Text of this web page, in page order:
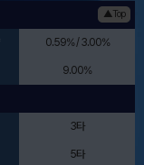
▲Top
0.59% / 3.00%
9.00%
3타
5타